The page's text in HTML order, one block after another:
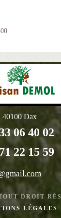
40100 Dax
06 40 02
22 15 59
DROIT
LÉGALES